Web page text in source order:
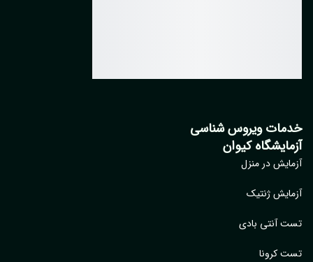
ویروس شناسی
کیوان
در منزل
ژنتیک
آنتی بادی
کرونا